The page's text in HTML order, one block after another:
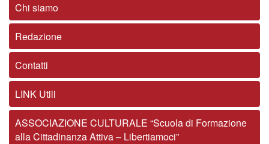
Chi siamo
Redazione
Contatti
LINK Utili
ASSOCIAZIONE CULTURALE “Scuola di Formazione
alla Cittadinanza Attiva – Libertiamoci”